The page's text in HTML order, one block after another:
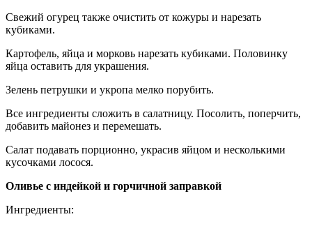
Свежий огурец также очистить от кожуры и нарезать
кубиками.
Картофель, яйца и морковь нарезать кубиками. Половинку
яйца оставить для украшения.
Зелень петрушки и укропа мелко порубить.
Все ингредиенты сложить в салатницу. Посолить, поперчить,
добавить майонез и перемешать.
Салат подавать порционно, украсив яйцом и несколькими
кусочками лосося.
Оливье с индейкой и горчичной заправкой
Ингредиенты: